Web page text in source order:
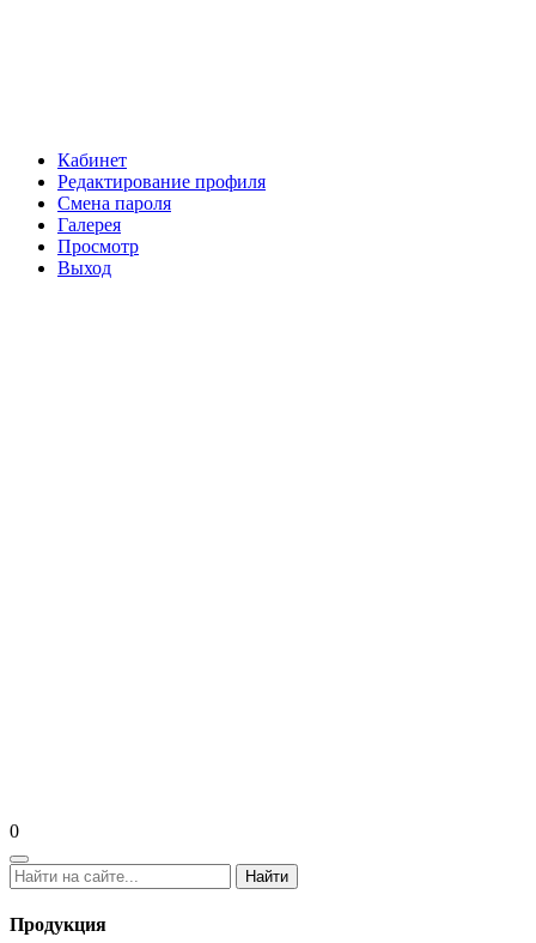
Кабинет
Редактирование профиля
Смена пароля
Галерея
Просмотр
Выход
0
Найти
Продукция